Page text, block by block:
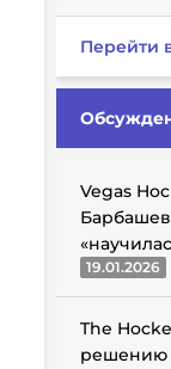
Перейти
Vegas
19.01.2026
The
решению